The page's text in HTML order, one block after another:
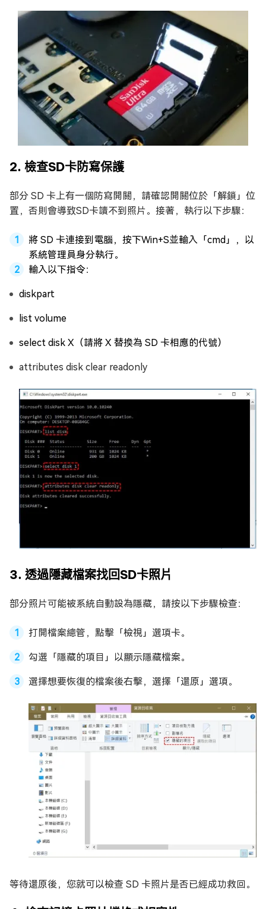
2. 檢查SD卡防寫保護
部分 SD 卡上有一個防寫開關，請確認開關位於「解鎖」位
置，否則會導致SD卡讀不到照片。接著，執行以下步驟：
將 SD 卡連接到電腦，按下Win+S並輸入「cmd」，以
系統管理員身分執行。
輸入以下指令：
diskpart
list volume
select disk X（請將 X 替換為 SD 卡相應的代號）
attributes disk clear readonly
3. 透過隱藏檔案找回SD卡照片
部分照片可能被系統自動設為隱藏，請按以下步驟檢查：
打開檔案總管，點擊「檢視」選項卡。
勾選「隱藏的項目」以顯示隱藏檔案。
選擇想要恢復的檔案後右擊，選擇「還原」選項。
等待還原後，您就可以檢查 SD 卡照片是否已經成功救回。